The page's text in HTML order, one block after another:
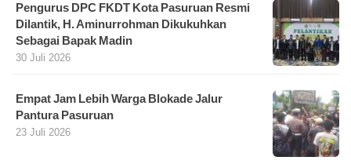
Pengurus DPC FKDT Kota Pasuruan Resmi
Dilantik, H. Aminurrohman Dikukuhkan
Sebagai Bapak Madin
30 Juli 2026
Empat Jam Lebih Warga Blokade Jalur
Pantura Pasuruan
23 Juli 2026